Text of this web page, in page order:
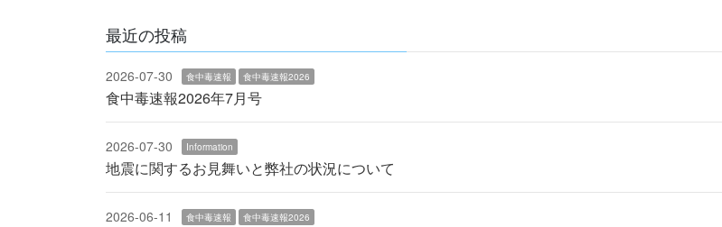
ペ
ー
ジ
送
り
最近の投稿
2026-07-30 食中毒速報 食中毒速報2026
食中毒速報2026年7月号
2026-07-30 Information
地震に関するお見舞いと弊社の状況について
2026-06-11 食中毒速報 食中毒速報2026